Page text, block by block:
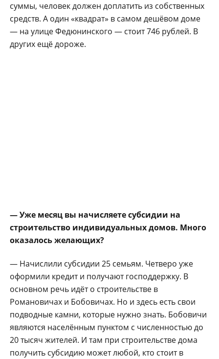
суммы, чело­век должен доплатить из собственных
средств. А один «квадрат» в самом дешёвом доме
— на ули­це Федюнинского — сто­ит 746 рублей. В
других ещё дороже.
— Уже месяц вы на­числяете субсидии на
строительство индиви­дуальных домов. Много
оказалось желающих?
— Начислили субси­дии 25 семьям. Четве­ро уже
оформили кре­дит и получают господ­держку. В
основном речь идёт о строительстве в
Романовичах и Бобови­чах. Но и здесь есть свои
подводные камни, кото­рые нужно знать. Бобови­чи
являются населённым пунктом с численностью до
20 тысяч жителей. И там при строительстве дома
получить субсидию может любой, кто стоит в